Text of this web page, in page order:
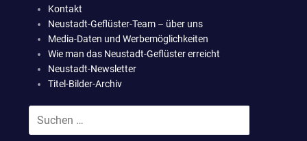
Kontakt
Neustadt-Geflüster-Team – über uns
Media-Daten und Werbemöglichkeiten
Wie man das Neustadt-Geflüster erreicht
Neustadt-Newsletter
Titel-Bilder-Archiv